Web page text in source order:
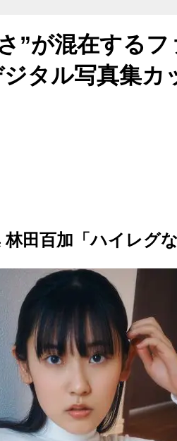
”が混在する
タル写真集カ
林田百加「ハイレグ